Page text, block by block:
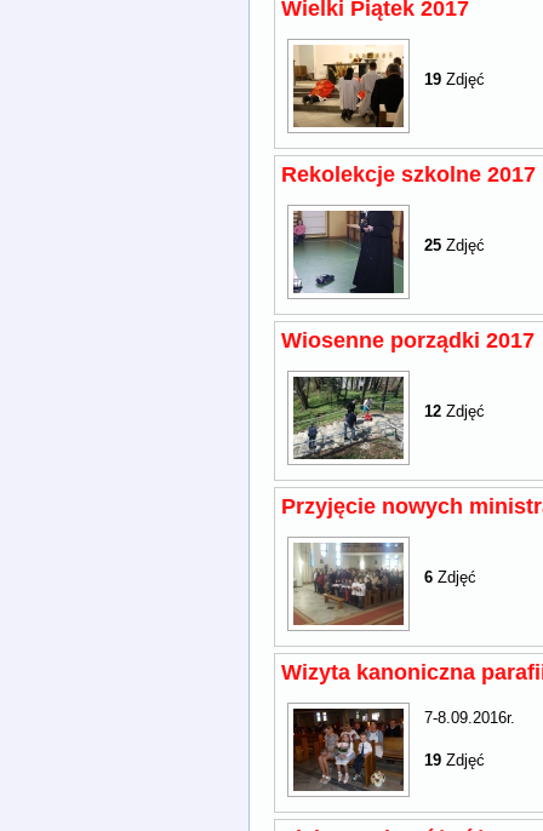
Wielki Piątek 2017
19 Zdjęć
Rekolekcje szkolne 2017
25 Zdjęć
Wiosenne porządki 2017
12 Zdjęć
Przyjęcie nowych
6 Zdjęć
Wizyta kanoniczna
7-8.09.2016r.
19 Zdjęć